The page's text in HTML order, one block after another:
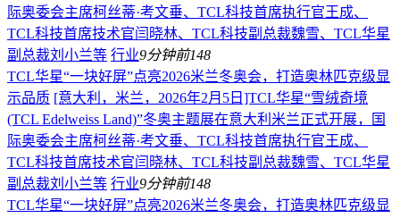
际奥委会主席柯丝蒂·考文垂、TCL科技首席执行官王成、
TCL科技首席技术官闫晓林、TCL科技副总裁魏雪、TCL华星
副总裁刘小兰等 行业9分钟前148
TCL华星“一块好屏”点亮2026米兰冬奥会，打造奥林匹克级显
示品质 [意大利，米兰，2026年2月5日]TCL华星“雪绒奇境
(TCL Edelweiss Land)”冬奥主题展在意大利米兰正式开展，国
际奥委会主席柯丝蒂·考文垂、TCL科技首席执行官王成、
TCL科技首席技术官闫晓林、TCL科技副总裁魏雪、TCL华星
副总裁刘小兰等 行业9分钟前148
TCL华星“一块好屏”点亮2026米兰冬奥会，打造奥林匹克级显